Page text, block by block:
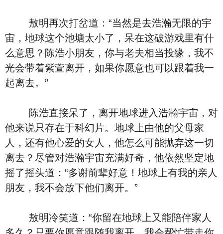
敖明再次打岔道：“当然是去浩瀚无限的宇
宙，地球这个池塘太小了，呆在这破游戏里有什
么意思？陈浩小朋友，你与老夫相当投缘，我不
光会带着紫萱离开，如果你愿意也可以跟着我一
起离去。”
陈浩直接呆了，离开地球进入浩瀚宇宙，对
他来说只存在于科幻片。地球上由他的父母家
人，还有他心爱的女人，他怎么可能抛弃这一切
离去？尽管对浩瀚宇宙充满好奇，他依然坚定地
摇了摇头道：“多谢前辈好意！地球上有我的亲人
朋友，我不会放下他们离开。”
敖明冷笑道：“你留在地球上又能陪伴家人